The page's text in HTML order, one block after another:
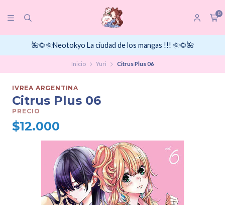
0
🌺🌻🌞Neotokyo La ciudad de los mangas !!! 🌞🌻🌺
Inicio Yuri Citrus Plus 06
IVREA ARGENTINA
Citrus Plus 06
PRECIO
$12.000